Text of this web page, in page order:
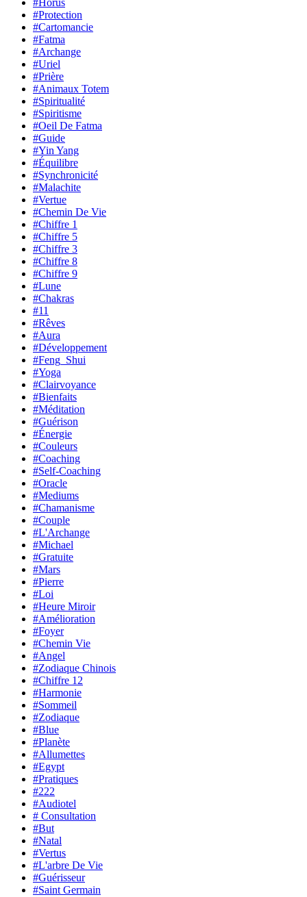
#Protection
#Cartomancie
#Fatma
#Archange
#Uriel
#Prière
#Animaux Totem
#Spiritualité
#Spiritisme
#Oeil De Fatma
#Guide
#Yin Yang
#Équilibre
#Synchronicité
#Malachite
#Vertue
#Chemin De Vie
#Chiffre 1
#Chiffre 5
#Chiffre 3
#Chiffre 8
#Chiffre 9
#Lune
#Chakras
#11
#Rêves
#Aura
#Développement
#Feng_Shui
#Yoga
#Clairvoyance
#Bienfaits
#Méditation
#Guérison
#Énergie
#Couleurs
#Coaching
#Self-Coaching
#Oracle
#Mediums
#Chamanisme
#Couple
#L'Archange
#Michael
#Gratuite
#Mars
#Pierre
#Loi
#Heure Miroir
#Amélioration
#Foyer
#Chemin Vie
#Angel
#Zodiaque Chinois
#Chiffre 12
#Harmonie
#Sommeil
#Zodiaque
#Blue
#Planète
#Allumettes
#Egypt
#Pratiques
#222
#Audiotel
# Consultation
#But
#Natal
#Vertus
#L'arbre De Vie
#Guérisseur
#Saint Germain